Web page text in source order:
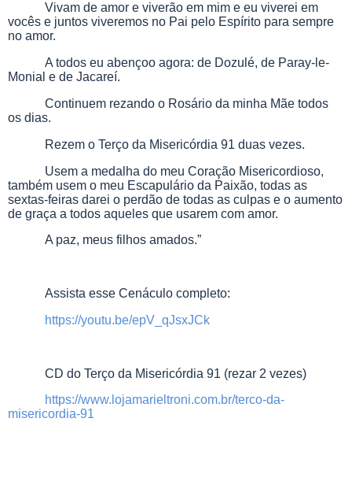
Vivam de amor e viverão em mim e eu viverei em
vocês e juntos viveremos no Pai pelo Espírito para sempre
no amor.
A todos eu abençoo agora: de Dozulé, de Paray-le-
Monial e de Jacareí.
Continuem rezando o Rosário da minha Mãe todos
os dias.
Rezem o Terço da Misericórdia 91 duas vezes.
Usem a medalha do meu Coração Misericordioso,
também usem o meu Escapulário da Paixão, todas as
sextas-feiras darei o perdão de todas as culpas e o aumento
de graça a todos aqueles que usarem com amor.
A paz, meus filhos amados.”
Assista esse Cenáculo completo:
https://youtu.be/epV_qJsxJCk
CD do Terço da Misericórdia 91 (rezar 2 vezes)
https://www.lojamarieltroni.com.br/terco-da-
misericordia-91